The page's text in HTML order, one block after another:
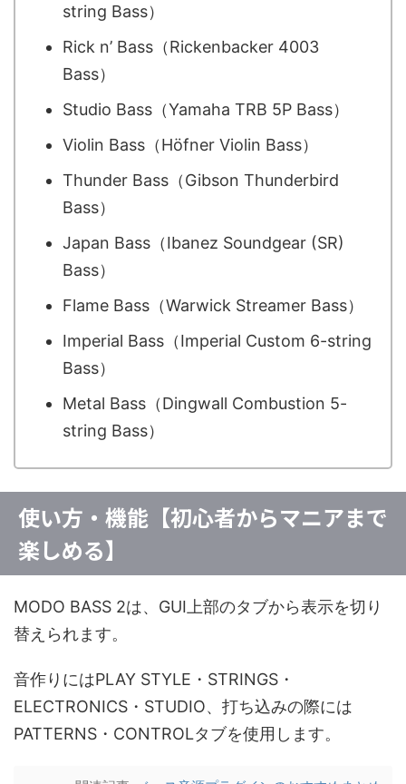
string Bass）
Rick n’ Bass（Rickenbacker 4003
Bass）
Studio Bass（Yamaha TRB 5P Bass）
Violin Bass（Höfner Violin Bass）
Thunder Bass（Gibson Thunderbird
Bass）
Japan Bass（Ibanez Soundgear (SR)
Bass）
Flame Bass（Warwick Streamer Bass）
Imperial Bass（Imperial Custom 6-string
Bass）
Metal Bass（Dingwall Combustion 5-
string Bass）
使い方・機能【初心者からマニアまで
楽しめる】
MODO BASS 2は、GUI上部のタブから表示を切り
替えられます。
音作りにはPLAY STYLE・STRINGS・
ELECTRONICS・STUDIO、打ち込みの際には
PATTERNS・CONTROLタブを使用します。